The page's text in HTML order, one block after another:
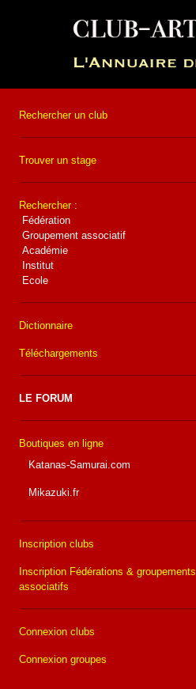
Rechercher un club
Trouver un stage
Rechercher :
Fédération
Groupement associatif
Académie
Institut
Ecole
Dictionnaire
Téléchargements
LE FORUM
Boutiques en ligne
Katanas-Samurai.com
Mikazuki.fr
Inscription clubs
Inscription Fédérations & groupements
associatifs
Connexion clubs
Connexion groupes